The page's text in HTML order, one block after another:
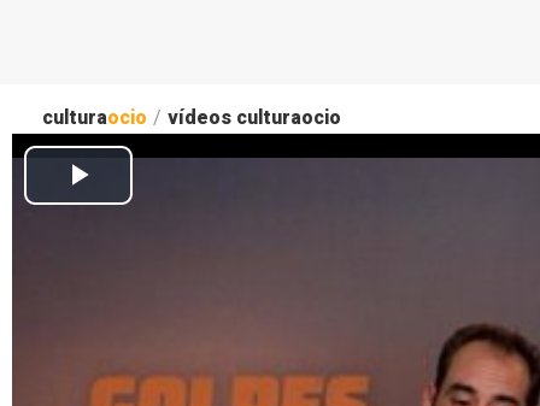
culturaocio / vídeos culturaocio